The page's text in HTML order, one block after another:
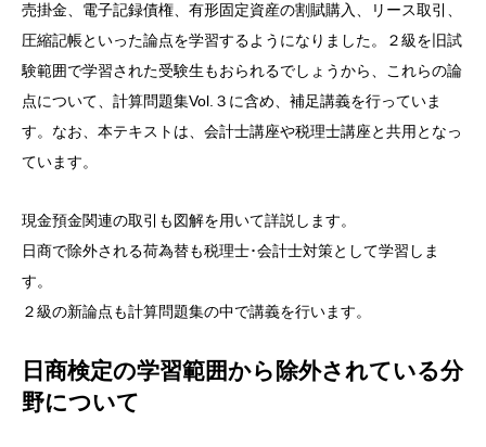
売掛金、電子記録債権、有形固定資産の割賦購入、リース取引、
圧縮記帳といった論点を学習するようになりました。２級を旧試
験範囲で学習された受験生もおられるでしょうから、これらの論
点について、計算問題集Vol.３に含め、補足講義を行っていま
す。なお、本テキストは、会計士講座や税理士講座と共用となっ
ています。
現金預金関連の取引も図解を用いて詳説します。
日商で除外される荷為替も税理士･会計士対策として学習しま
す。
２級の新論点も計算問題集の中で講義を行います。
日商検定の学習範囲から除外されている分
野について